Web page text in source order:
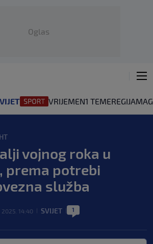
Oglas
VRIJEMEN1 TEMEREGIJA
vojnog roka u
prema potrebi
služba
2025. 14:40 SVIJET 1